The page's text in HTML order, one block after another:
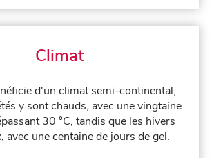
Climat
d'un climat semi-continental,
y sont chauds, avec une vingtaine
30 °C, tandis que les hivers
avec une centaine de jours de gel.